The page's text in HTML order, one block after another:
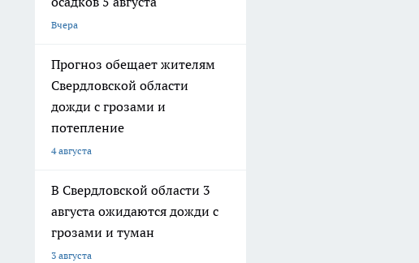
Вчера
Прогноз обещает жителям
Свердловской области
дожди с грозами и
потепление
4 августа
В Свердловской области 3
августа ожидаются дожди с
грозами и туман
3 августа